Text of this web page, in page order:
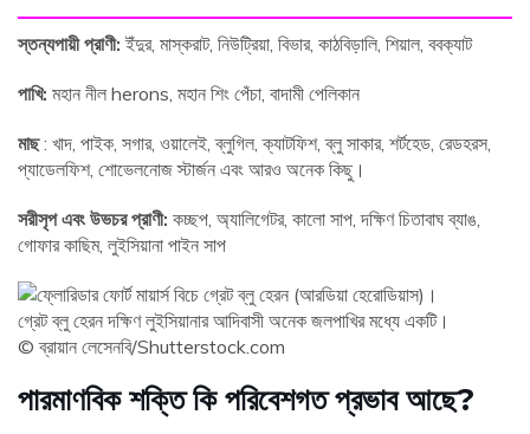
স্তন্যপায়ী প্রাণী: ইঁদুর, মাস্করাট, নিউট্রিয়া, বিভার, কাঠবিড়ালি, শিয়াল, ববক্যাট
পাখি: মহান নীল herons, মহান শিং পেঁচা, বাদামী পেলিকান
মাছ: খাদ, পাইক, সগার, ওয়ালেই, ব্লুগিল, ক্যাটফিশ, ব্লু সাকার, শর্টহেড, রেডহরস,
প্যাডেলফিশ, শোভেলনোজ স্টার্জন এবং আরও অনেক কিছু।
সরীসৃপ এবং উভচর প্রাণী: কচ্ছপ, অ্যালিগেটর, কালো সাপ, দক্ষিণ চিতাবাঘ ব্যাঙ,
গোফার কাছিম, লুইসিয়ানা পাইন সাপ
গ্রেট ব্লু হেরন দক্ষিণ লুইসিয়ানার আদিবাসী অনেক জলপাখির মধ্যে একটি।
© ব্রায়ান লেসেনবি/Shutterstock.com
পারমাণবিক শক্তি কি পরিবেশগত প্রভাব আছে?